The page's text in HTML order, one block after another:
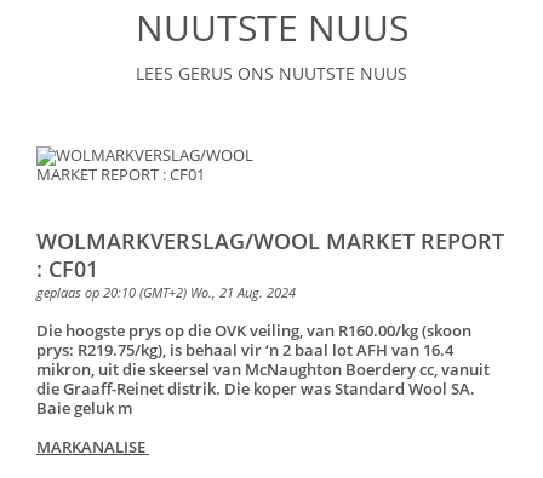
VEILINGS & TENDERS
KONTAK ONS
NUUTSTE NUUS
LEES GERUS ONS NUUTSTE NUUS
WOLMARKVERSLAG/WOOL MARKET REPORT
: CF01
geplaas op 20:10 (GMT+2) Wo., 21 Aug. 2024
Die hoogste prys op die OVK veiling, van R160.00/kg (skoon
prys: R219.75/kg), is behaal vir ‘n 2 baal lot AFH van 16.4
mikron, uit die skeersel van McNaughton Boerdery cc, vanuit
die Graaff-Reinet distrik. Die koper was Standard Wool SA.
Baie geluk m
MARKANALISE